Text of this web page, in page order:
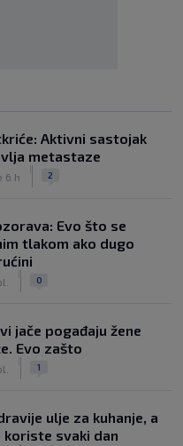
Aktivni sastojak
metastaze
6 h 2
Evo što se
tlakom ako dugo
0
jače pogađaju žene
Evo zašto
1
ulje za kuhanje, a
svaki dan